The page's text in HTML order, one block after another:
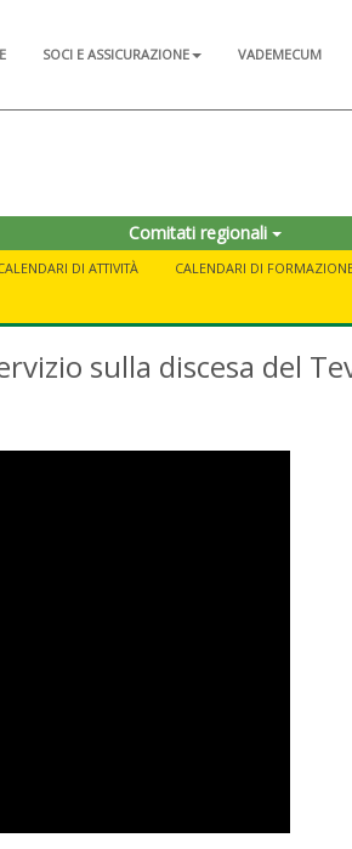
SOCI E ASSICURAZIONE VADEMECUM
Comitati regionali
DI ATTIVITÀ CALENDARI DI
sulla discesa del